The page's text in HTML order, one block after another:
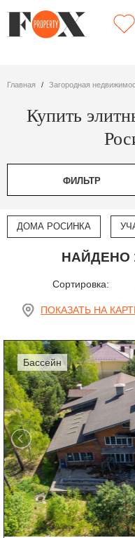
Главная Загородная
Купить
ФИЛЬТР
ДОМА РОСИНКА
НАЙДЕНО
Сортировка:
ПОКАЗАТЬ НА
бассейн